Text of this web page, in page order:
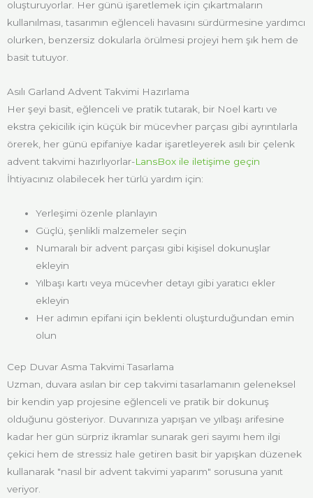
oluşturuyorlar. Her günü işaretlemek için çıkartmaların
kullanılması, tasarımın eğlenceli havasını sürdürmesine yardımcı
olurken, benzersiz dokularla örülmesi projeyi hem şık hem de
basit tutuyor.
Asılı Garland Advent Takvimi Hazırlama
Her şeyi basit, eğlenceli ve pratik tutarak, bir Noel kartı ve
ekstra çekicilik için küçük bir mücevher parçası gibi ayrıntılarla
örerek, her günü epifaniye kadar işaretleyerek asılı bir çelenk
advent takvimi hazırlıyorlar-LansBox ile iletişime geçin
İhtiyacınız olabilecek her türlü yardım için:
Yerleşimi özenle planlayın
Güçlü, şenlikli malzemeler seçin
Numaralı bir advent parçası gibi kişisel dokunuşlar
ekleyin
Yılbaşı kartı veya mücevher detayı gibi yaratıcı ekler
ekleyin
Her adımın epifani için beklenti oluşturduğundan emin
olun
Cep Duvar Asma Takvimi Tasarlama
Uzman, duvara asılan bir cep takvimi tasarlamanın geleneksel
bir kendin yap projesine eğlenceli ve pratik bir dokunuş
olduğunu gösteriyor. Duvarınıza yapışan ve yılbaşı arifesine
kadar her gün sürpriz ikramlar sunarak geri sayımı hem ilgi
çekici hem de stressiz hale getiren basit bir yapışkan düzenek
kullanarak "nasıl bir advent takvimi yaparım" sorusuna yanıt
veriyor.